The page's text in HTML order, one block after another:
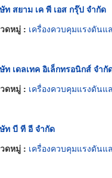
ท สยาม เค พี เอส กรุ๊ป จำกัด
ดหมู่ : เครื่องควบคุมแรงดันและระบบจ่ายกร
ท เดลเทค อิเล็กทรอนิกส์ จำกั
ดหมู่ : เครื่องควบคุมแรงดันและระบบจ่ายกร
ท บี ที อี จำกัด
ดหมู่ : เครื่องควบคุมแรงดันและระบบจ่ายกร